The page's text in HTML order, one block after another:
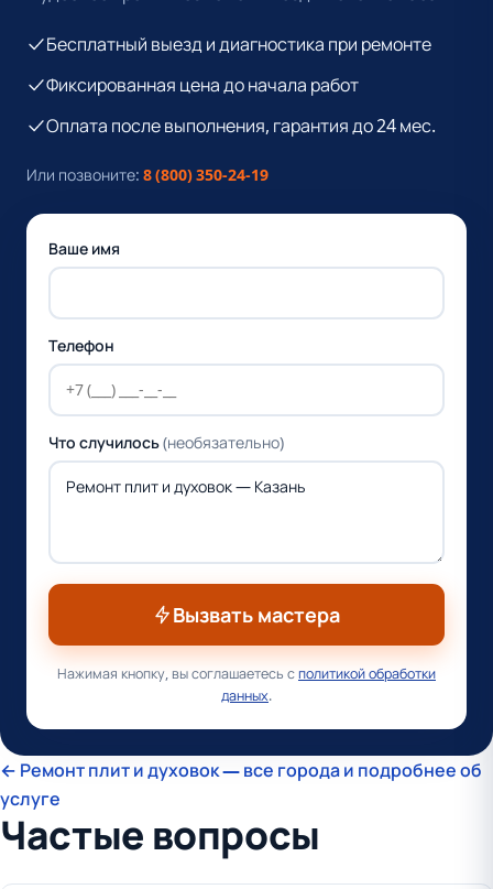
Бесплатный выезд и диагностика при ремонте
Фиксированная цена до начала работ
Оплата после выполнения, гарантия до 24 мес.
Или позвоните: 8 (800) 350-24-19
Ваше имя
Телефон
Что случилось(необязательно)
Вызвать мастера
Нажимая кнопку, вы соглашаетесь сполитикой обработки
данных.
← Ремонт плит и духовок — все города и подробнее об
услуге
Частые вопросы